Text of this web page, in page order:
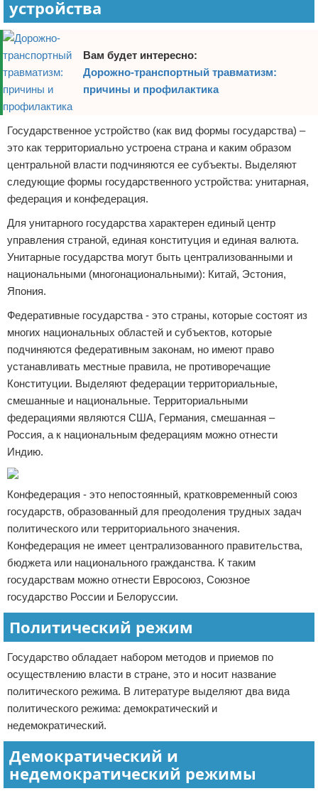
устройства
Вам будет интересно:
Дорожно-транспортный травматизм:
причины и профилактика
Государственное устройство (как вид формы государства) –
это как территориально устроена страна и каким образом
центральной власти подчиняются ее субъекты. Выделяют
следующие формы государственного устройства: унитарная,
федерация и конфедерация.
Для унитарного государства характерен единый центр
управления страной, единая конституция и единая валюта.
Унитарные государства могут быть централизованными и
национальными (многонациональными): Китай, Эстония,
Япония.
Федеративные государства - это страны, которые состоят из
многих национальных областей и субъектов, которые
подчиняются федеративным законам, но имеют право
устанавливать местные правила, не противоречащие
Конституции. Выделяют федерации территориальные,
смешанные и национальные. Территориальными
федерациями являются США, Германия, смешанная –
Россия, а к национальным федерациям можно отнести
Индию.
Конфедерация - это непостоянный, кратковременный союз
государств, образованный для преодоления трудных задач
политического или территориального значения.
Конфедерация не имеет централизованного правительства,
бюджета или национального гражданства. К таким
государствам можно отнести Евросоюз, Союзное
государство России и Белоруссии.
Политический режим
Государство обладает набором методов и приемов по
осуществлению власти в стране, это и носит название
политического режима. В литературе выделяют два вида
политического режима: демократический и
недемократический.
Демократический и
недемократический режимы